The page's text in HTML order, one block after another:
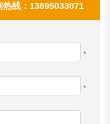
线：13695033071
*
*